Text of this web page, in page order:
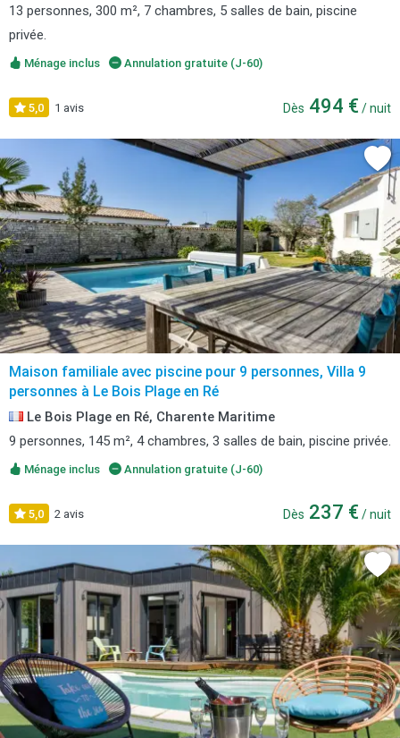
13 personnes, 300 m², 7 chambres, 5 salles de bain, piscine
privée.
Ménage inclus Annulation gratuite (J-60)
5,0 1 avis Dès 494 € / nuit
Maison familiale avec piscine pour 9 personnes, Villa 9
personnes à Le Bois Plage en Ré
Le Bois Plage en Ré, Charente Maritime
9 personnes, 145 m², 4 chambres, 3 salles de bain, piscine privée.
Ménage inclus Annulation gratuite (J-60)
5,0 2 avis Dès 237 € / nuit